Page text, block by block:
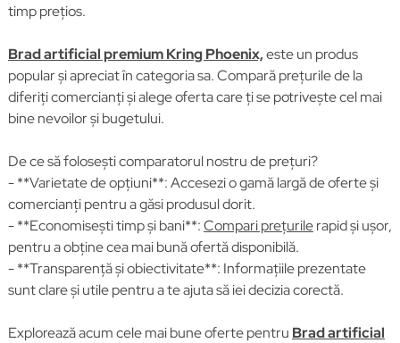
timp prețios.
Brad artificial premium Kring Phoenix,este un produs
popular și apreciat în categoria sa. Compară prețurile de la
diferiți comercianți și alege oferta care ți se potrivește cel mai
bine nevoilor și bugetului.
De ce să folosești comparatorul nostru de prețuri?
- **Varietate de opțiuni**: Accesezi o gamă largă de oferte și
comercianți pentru a găsi produsul dorit.
- **Economisești timp și bani**:Compari prețurilerapid și ușor,
pentru a obține cea mai bună ofertă disponibilă.
- **Transparență și obiectivitate**: Informațiile prezentate
sunt clare și utile pentru a te ajuta să iei decizia corectă.
Explorează acum cele mai bune oferte pentru Brad artificial